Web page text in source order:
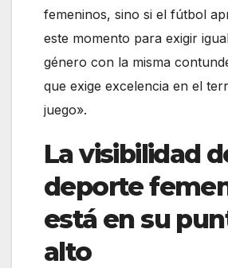
femeninos, sino si el fútbol
este momento para exigir
género con la misma
que exige excelencia en el
juego».
La visibilidad
deporte
está en su
alto